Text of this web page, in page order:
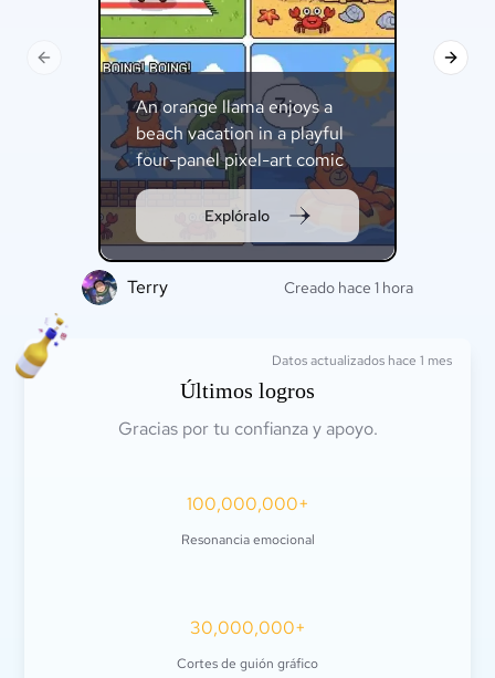
An orange llama enjoys a
beach vacation in a playful
four-panel pixel-art comic
strip.
Explóralo
Terry Creado hace 1 hora
Next
Previous slide
Datos actualizados hace 1 mes
Últimos logros
Gracias por tu confianza y apoyo.
100,000,000+
Resonancia emocional
30,000,000+
Cortes de guión gráfico